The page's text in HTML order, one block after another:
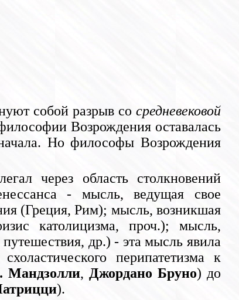
собой разрыв сосредневековой
Возрождения оставалась
Но философы Возрождения
через область столкновений
- мысль, ведущая свое
(Греция, Рим); мысль, возникшая
католицизма, проч.); мысль,
др.) - эта мысль явила
перипатетизма к
Мандзолли, Джордано Бруно) до
).